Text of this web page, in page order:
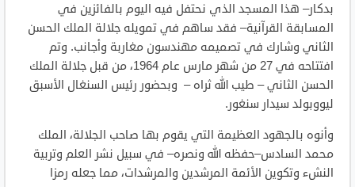
بدكار– هذا المسجد الذي نحتفل فيه اليوم بالفائزين في
المسابقة القرآنية– فقد ساهم في تمويله جلالة الملك الحسن
الثاني وشارك في تصميمه مهندسون مغاربة وأجانب. وتم
افتتاحه في 27 من شهر مارس عام 1964، من قبل جلالة الملك
الحسن الثاني – طيب الله ثراه – وبحضور رئيس السنغال الأسبق
ليووبولد سيدار سنغور.
وأنوه بالجهود العظيمة التي يقوم بها صاحب الجلالة، الملك
محمد السادس–حفظه الله ونصره– في سبيل نشر العلم وتربية
النشء وتكوين الأئمة المرشدين والمرشدات، مما جعله رمزا